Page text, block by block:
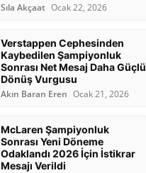
Sıla Akçaat Ocak 22, 2026
Verstappen Cephesinden
Kaybedilen Şampiyonluk
Sonrası Net Mesaj Daha Güçlü
Dönüş Vurgusu
Akın Baran Eren Ocak 21, 2026
McLaren Şampiyonluk
Sonrası Yeni Döneme
Odaklandı 2026 İçin İstikrar
Mesajı Verildi